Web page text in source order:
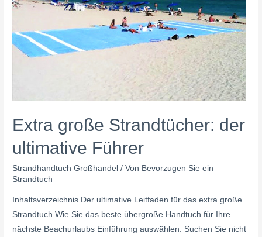
Extra große Strandtücher: der
ultimative Führer
Strandhandtuch Großhandel / Von Bevorzugen Sie ein
Strandtuch
Inhaltsverzeichnis Der ultimative Leitfaden für das extra große
Strandtuch Wie Sie das beste übergroße Handtuch für Ihre
nächste Beachurlaubs Einführung auswählen: Suchen Sie nicht